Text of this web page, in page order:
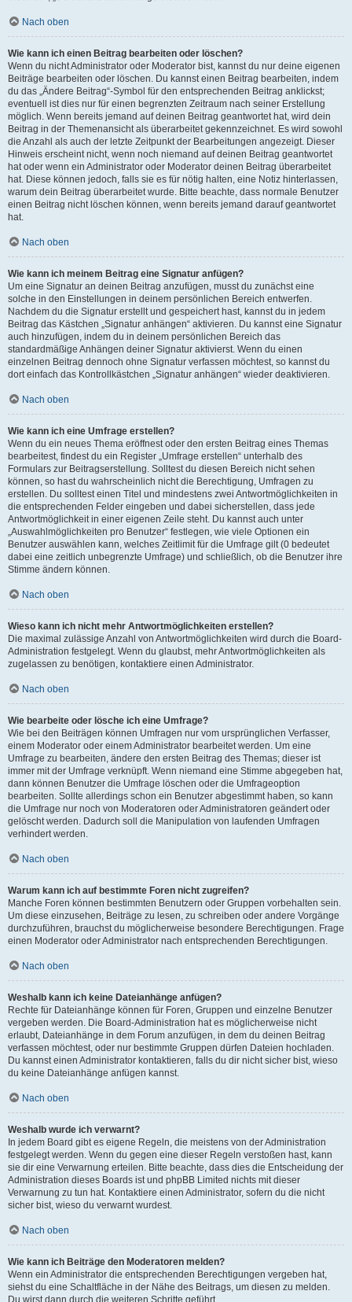
Nach oben
Wie kann ich einen Beitrag bearbeiten oder löschen?
Wenn du nicht Administrator oder Moderator bist, kannst du nur deine eigenen
Beiträge bearbeiten oder löschen. Du kannst einen Beitrag bearbeiten, indem
du das „Ändere Beitrag“-Symbol für den entsprechenden Beitrag anklickst;
eventuell ist dies nur für einen begrenzten Zeitraum nach seiner Erstellung
möglich. Wenn bereits jemand auf deinen Beitrag geantwortet hat, wird dein
Beitrag in der Themenansicht als überarbeitet gekennzeichnet. Es wird sowohl
die Anzahl als auch der letzte Zeitpunkt der Bearbeitungen angezeigt. Dieser
Hinweis erscheint nicht, wenn noch niemand auf deinen Beitrag geantwortet
hat oder wenn ein Administrator oder Moderator deinen Beitrag überarbeitet
hat. Diese können jedoch, falls sie es für nötig halten, eine Notiz hinterlassen,
warum dein Beitrag überarbeitet wurde. Bitte beachte, dass normale Benutzer
einen Beitrag nicht löschen können, wenn bereits jemand darauf geantwortet
hat.
Nach oben
Wie kann ich meinem Beitrag eine Signatur anfügen?
Um eine Signatur an deinen Beitrag anzufügen, musst du zunächst eine
solche in den Einstellungen in deinem persönlichen Bereich entwerfen.
Nachdem du die Signatur erstellt und gespeichert hast, kannst du in jedem
Beitrag das Kästchen „Signatur anhängen“ aktivieren. Du kannst eine Signatur
auch hinzufügen, indem du in deinem persönlichen Bereich das
standardmäßige Anhängen deiner Signatur aktivierst. Wenn du einen
einzelnen Beitrag dennoch ohne Signatur verfassen möchtest, so kannst du
dort einfach das Kontrollkästchen „Signatur anhängen“ wieder deaktivieren.
Nach oben
Wie kann ich eine Umfrage erstellen?
Wenn du ein neues Thema eröffnest oder den ersten Beitrag eines Themas
bearbeitest, findest du ein Register „Umfrage erstellen“ unterhalb des
Formulars zur Beitragserstellung. Solltest du diesen Bereich nicht sehen
können, so hast du wahrscheinlich nicht die Berechtigung, Umfragen zu
erstellen. Du solltest einen Titel und mindestens zwei Antwortmöglichkeiten in
die entsprechenden Felder eingeben und dabei sicherstellen, dass jede
Antwortmöglichkeit in einer eigenen Zeile steht. Du kannst auch unter
„Auswahlmöglichkeiten pro Benutzer“ festlegen, wie viele Optionen ein
Benutzer auswählen kann, welches Zeitlimit für die Umfrage gilt (0 bedeutet
dabei eine zeitlich unbegrenzte Umfrage) und schließlich, ob die Benutzer ihre
Stimme ändern können.
Nach oben
Wieso kann ich nicht mehr Antwortmöglichkeiten erstellen?
Die maximal zulässige Anzahl von Antwortmöglichkeiten wird durch die Board-
Administration festgelegt. Wenn du glaubst, mehr Antwortmöglichkeiten als
zugelassen zu benötigen, kontaktiere einen Administrator.
Nach oben
Wie bearbeite oder lösche ich eine Umfrage?
Wie bei den Beiträgen können Umfragen nur vom ursprünglichen Verfasser,
einem Moderator oder einem Administrator bearbeitet werden. Um eine
Umfrage zu bearbeiten, ändere den ersten Beitrag des Themas; dieser ist
immer mit der Umfrage verknüpft. Wenn niemand eine Stimme abgegeben hat,
dann können Benutzer die Umfrage löschen oder die Umfrageoption
bearbeiten. Sollte allerdings schon ein Benutzer abgestimmt haben, so kann
die Umfrage nur noch von Moderatoren oder Administratoren geändert oder
gelöscht werden. Dadurch soll die Manipulation von laufenden Umfragen
verhindert werden.
Nach oben
Warum kann ich auf bestimmte Foren nicht zugreifen?
Manche Foren können bestimmten Benutzern oder Gruppen vorbehalten sein.
Um diese einzusehen, Beiträge zu lesen, zu schreiben oder andere Vorgänge
durchzuführen, brauchst du möglicherweise besondere Berechtigungen. Frage
einen Moderator oder Administrator nach entsprechenden Berechtigungen.
Nach oben
Weshalb kann ich keine Dateianhänge anfügen?
Rechte für Dateianhänge können für Foren, Gruppen und einzelne Benutzer
vergeben werden. Die Board-Administration hat es möglicherweise nicht
erlaubt, Dateianhänge in dem Forum anzufügen, in dem du deinen Beitrag
verfassen möchtest, oder nur bestimmte Gruppen dürfen Dateien hochladen.
Du kannst einen Administrator kontaktieren, falls du dir nicht sicher bist, wieso
du keine Dateianhänge anfügen kannst.
Nach oben
Weshalb wurde ich verwarnt?
In jedem Board gibt es eigene Regeln, die meistens von der Administration
festgelegt werden. Wenn du gegen eine dieser Regeln verstoßen hast, kann
sie dir eine Verwarnung erteilen. Bitte beachte, dass dies die Entscheidung der
Administration dieses Boards ist und phpBB Limited nichts mit dieser
Verwarnung zu tun hat. Kontaktiere einen Administrator, sofern du die nicht
sicher bist, wieso du verwarnt wurdest.
Nach oben
Wie kann ich Beiträge den Moderatoren melden?
Wenn ein Administrator die entsprechenden Berechtigungen vergeben hat,
siehst du eine Schaltfläche in der Nähe des Beitrags, um diesen zu melden.
Du wirst dann durch die weiteren Schritte geführt.